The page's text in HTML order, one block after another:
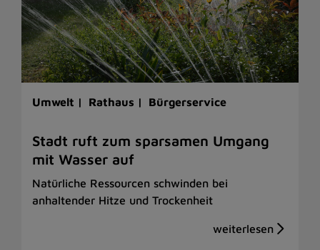
Umwelt | Rathaus | Bürgerservice
Stadt ruft zum sparsamen Umgang
mit Wasser auf
Natürliche Ressourcen schwinden bei
anhaltender Hitze und Trockenheit